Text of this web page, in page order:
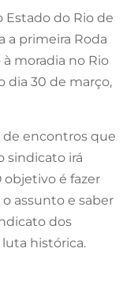
Estado do Rio de
a primeira Roda
à moradia no Rio
dia 30 de março,
de encontros que
sindicato irá
objetivo é fazer
assunto e saber
dos
histórica.